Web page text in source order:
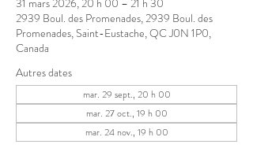
31 mars 2026, 20 h 00 – 21 h 30
2939 Boul. des Promenades, 2939 Boul. des
Promenades, Saint-Eustache, QC J0N 1P0,
Canada
Autres dates
mar. 29 sept., 20 h 00
mar. 27 oct., 19 h 00
mar. 24 nov., 19 h 00